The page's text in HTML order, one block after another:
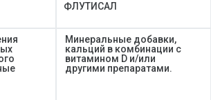
ФЛУТИСАЛ
Минеральные добавки,
кальций в комбинации с
витамином D и/или
другими препаратами.